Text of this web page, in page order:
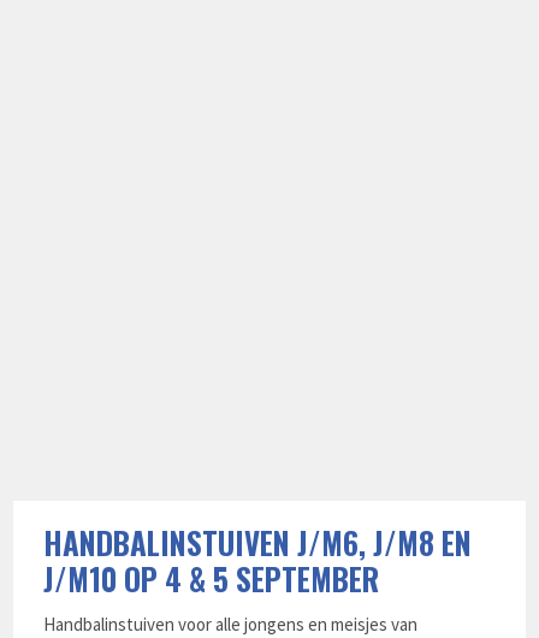
HANDBALINSTUIVEN J/M6, J/M8 EN
J/M10 OP 4 & 5 SEPTEMBER
Handbalinstuiven voor alle jongens en meisjes van